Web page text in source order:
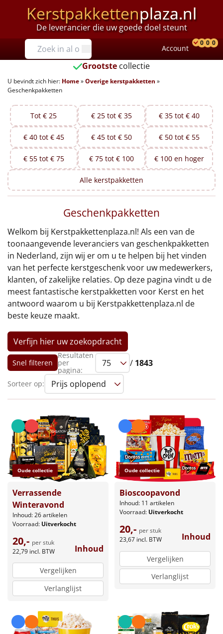
Kerstpakkettenplaza.nl
De leverancier die uw goede doel steunt
Prijzen
Tot €25
€25 tot €35
€35 tot €40
€40 tot €45
€45 tot €50
€50 tot €55
€75 tot €100
€100 en hoger
Alle kerstpakketten 2026
Thema
Origineel
Rituals
Luxe
Mannen
Vrouwen
Duurzaam
Leuke
Goedkope
Uniek
Alle thema's
Artikel
Hitster NIEUW
Tas
Account
0 0 0
Grootste collectie
U bevindt zich hier: Home»Overige kerstpakketten »
Geschenkpakketten
Tot € 25 € 25 tot € 35 € 35 tot € 40
€ 40 tot € 45 € 45 tot € 50 € 50 tot € 55
€ 55 tot € 75 € 75 tot € 100 € 100 en hoger
Alle kerstpakketten
Geschenkpakketten
Welkom bij Kerstpakkettenplaza.nl! Als een van de
toonaangevende leveranciers van geschenkpakketten
in Nederland, zijn wij er om u te helpen bij het vinden
van het perfecte kerstgeschenk voor uw medewerkers,
klanten, of zakelijke relaties. Op deze pagina vindt u de
meest fantastische kerstpakketten voor Kerst en het
antwoord waarom u bij Kerstpakkettenplaza.nl de
beste keuze maakt.
Verfijn hier uw zoekopdracht
Snel filteren
Resultaten
per
pagina:
/ 1843
Sorteer op:
Oude collectie
Verrassende
Winteravond
Inhoud: 26 artikelen
Voorraad: Uitverkocht
20,- per stuk
22,79 incl. BTW Inhoud
Vergelijken
Verlanglijst
Oude collectie
Bioscoopavond
Inhoud: 11 artikelen
Voorraad: Uitverkocht
20,- per stuk
23,67 incl. BTW Inhoud
Vergelijken
Verlanglijst